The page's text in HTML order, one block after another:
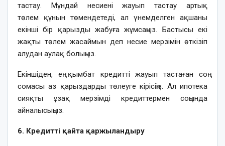
тастау. Мұндай несиені жауып тастау артық
төлем құнын төмендетеді, ал үнемделген ақшаны
екінші бір қарызды жабуға жұмсаңыз. Бастысы екі
жақты төлем жасаймын деп несие мерзімін өткізіп
алудан аулақ болыңыз.
Екіншіден, ең қымбат кредитті жауып тастаған соң
сомасы аз қарыздарды төлеуге кірісіңіз. Ал ипотека
сияқты ұзақ мерзімді кредиттермен соңында
айналысыңыз.
6. Кредитті қайта қаржыландыру